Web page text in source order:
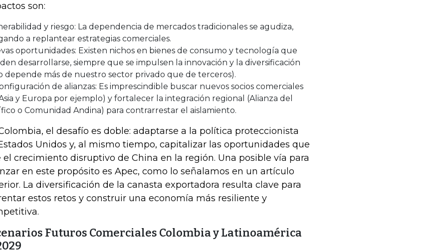
son:
y riesgo: La dependencia de mercados tradicionales se agudiza,
a replantear estrategias comerciales.
oportunidades: Existen nichos en bienes de consumo y tecnología que
desarrollarse, siempre que se impulsen la innovación y la diversificación
depende más de nuestro sector privado que de terceros).
de alianzas: Es imprescindible buscar nuevos socios comerciales
y Europa por ejemplo) y fortalecer la integración regional (Alianza del
o Comunidad Andina) para contrarrestar el aislamiento.
el desafío es doble: adaptarse a la política proteccionista
Unidos y, al mismo tiempo, capitalizar las oportunidades que
el crecimiento disruptivo de China en la región. Una posible vía para
en este propósito es Apec, como lo señalamos en un artículo
La diversificación de la canasta exportadora resulta clave para
estos retos y construir una economía más resiliente y
Futuros Comerciales Colombia y Latinoamérica